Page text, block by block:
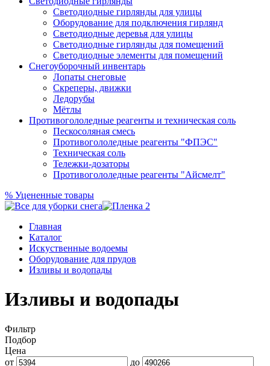
Светодиодные гирлянды для улицы
Оборудование для подключения гирлянд
Светодиодные деревья для улицы
Светодиодные гирлянды для помещений
Светодиодные элементы для помещений
Снегоуборочный инвентарь
Лопаты снеговые
Скреперы, движки
Ледорубы
Мётлы
Противогололедные реагенты и техническая соль
Пескосоляная смесь
Противогололедные реагенты "ФПЭС"
Техническая соль
Тележки-дозаторы
Противогололедные реагенты "Айсмелт"
% Уцененные товары
Главная
Каталог
Искуственные водоемы
Оборудование для прудов
Изливы и водопады
Изливы и водопады
Фильтр
Подбор
Цена
от
до